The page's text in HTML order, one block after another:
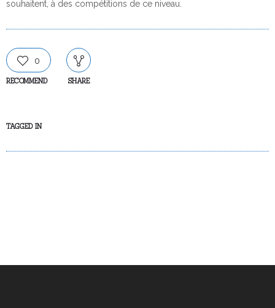
souhaitent, à des compétitions de ce niveau.
0
RECOMMEND SHARE
TAGGED IN